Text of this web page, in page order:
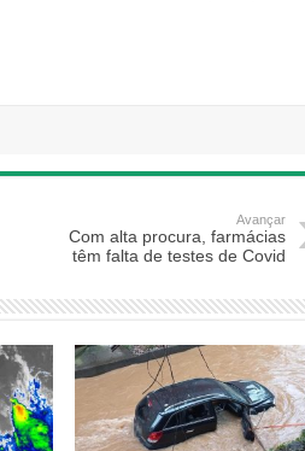
Avançar
Com alta procura, farmácias
têm falta de testes de Covid